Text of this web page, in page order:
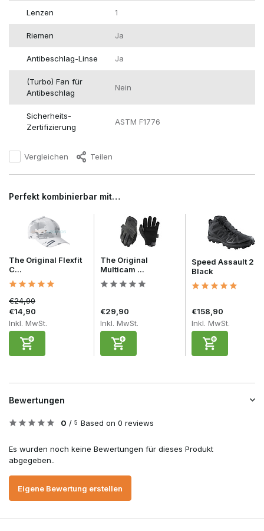
Lenzen 1
Riemen Ja
Antibeschlag-Linse Ja
(Turbo) Fan für
Antibeschlag
Nein
Sicherheits-
Zertifizierung
ASTM F1776
Vergleichen Teilen
Perfekt kombinierbar mit…
The Original Flexfit
C...
€24,90
€14,90
Inkl. MwSt.
The Original
Multicam ...
€29,90
Inkl. MwSt.
Speed Assault 2
Black
€158,90
Inkl. MwSt.
Bewertungen
0 / 5 Based on 0 reviews
Es wurden noch keine Bewertungen für dieses Produkt
abgegeben..
Eigene Bewertung erstellen